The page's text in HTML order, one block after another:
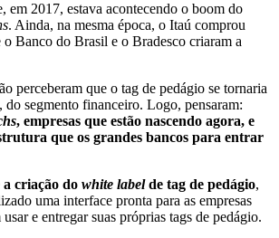
em 2017, estava acontecendo o boom do
. Ainda, na mesma época, o Itaú comprou
Banco do Brasil e o Bradesco criaram a
perceberam que o tag de pedágio se tornaria
do segmento financeiro. Logo, pensaram:
, empresas que estão nascendo agora, e
que os grandes bancos para entrar
a criação do white labelde tag de pedágio,
uma interface pronta para as empresas
e entregar suas próprias tags de pedágio.